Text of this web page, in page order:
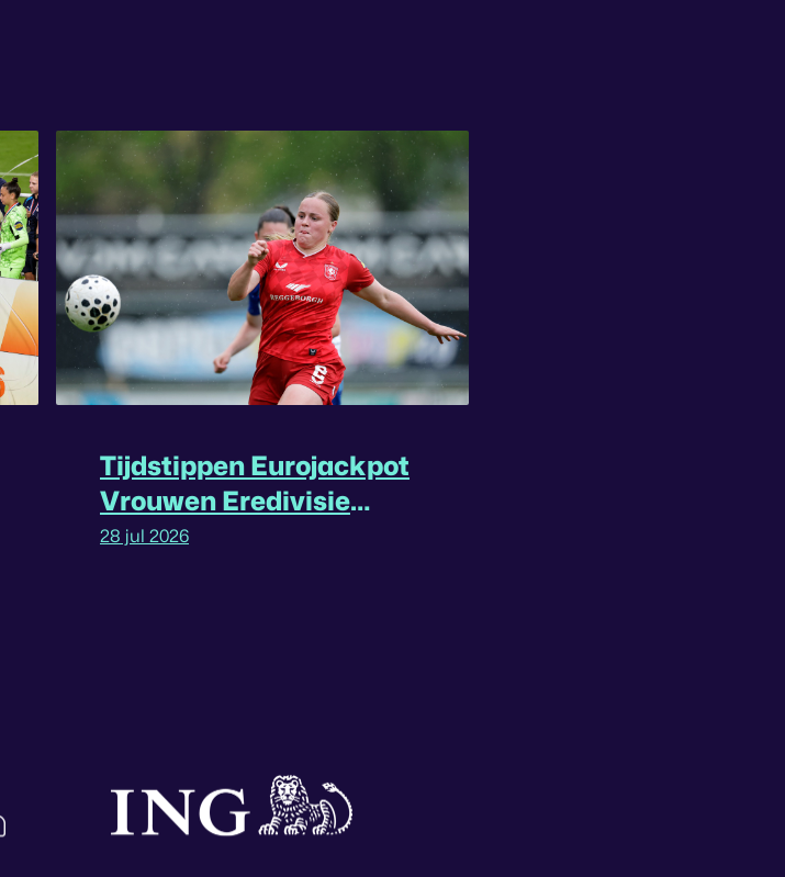
Tijdstippen Eurojackpot
Vrouwen Eredivisie
omgedraaid
28 jul 2026